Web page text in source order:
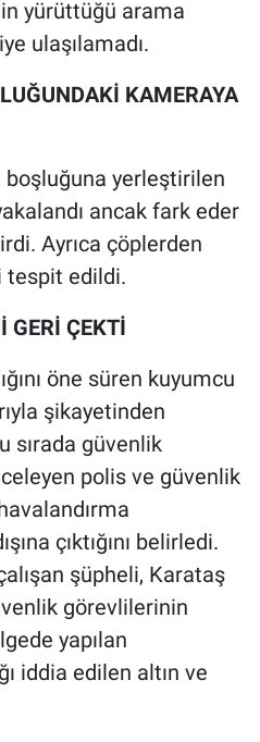
yürüttüğü arama
ulaşılamadı.
KAMERAYA
boşluğuna yerleştirilen
ancak fark eder
Ayrıca çöplerden
tespit edildi.
GERİ ÇEKTİ
öne süren kuyumcu
şikayetinden
sırada güvenlik
polis ve güvenlik
çıktığını belirledi.
şüpheli, Karataş
görevlilerinin
yapılan
iddia edilen altın ve